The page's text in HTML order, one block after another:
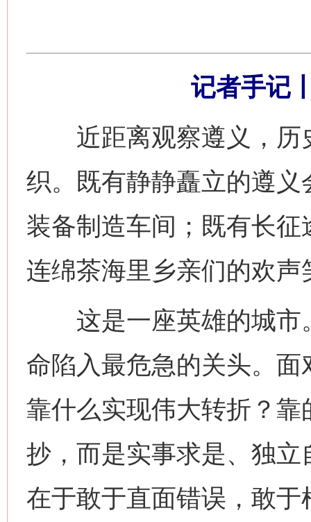
记者手记
近距离观察遵义，历
织。既有静静矗立的遵
装备制造车间；既有长
连绵茶海里乡亲们的欢声
这是一座英雄的城市
命陷入最危急的关头。
靠什么实现伟大转折？
抄，而是实事求是、独
在于敢于直面错误，敢